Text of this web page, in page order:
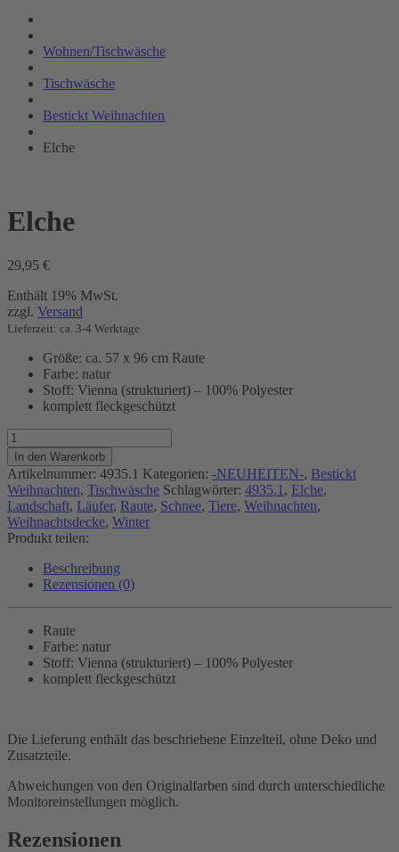
Wohnen/Tischwäsche
Tischwäsche
Bestickt Weihnachten
Elche
Elche
29,95 €
Enthält 19% MwSt.
zzgl. Versand
Lieferzeit: ca. 3-4 Werktage
Größe: ca. 57 x 96 cm Raute
Farbe: natur
Stoff: Vienna (strukturiert) – 100% Polyester
komplett fleckgeschützt
Elche
Menge
In den Warenkorb
Artikelnummer: 4935.1 Kategorien: -NEUHEITEN-, Bestickt
Weihnachten, Tischwäsche Schlagwörter: 4935.1 , Elche,
Landschaft, Läufer, Raute, Schnee, Tiere, Weihnachten,
Weihnachtsdecke, Winter
Produkt teilen:
Beschreibung
Rezensionen (0)
Raute
Farbe: natur
Stoff: Vienna (strukturiert) – 100% Polyester
komplett fleckgeschützt
Die Lieferung enthält das beschriebene Einzelteil, ohne Deko und
Zusatzteile.
Abweichungen von den Originalfarben sind durch unterschiedliche
Monitoreinstellungen möglich.
Rezensionen